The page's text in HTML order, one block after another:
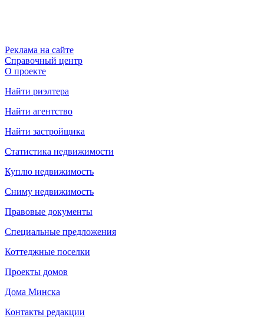
Реклама на сайте
Справочный центр
О проекте
Найти риэлтера
Найти агентство
Найти застройщика
Статистика недвижимости
Куплю недвижимость
Сниму недвижимость
Правовые документы
Специальные предложения
Коттеджные поселки
Проекты домов
Дома Минска
Контакты редакции